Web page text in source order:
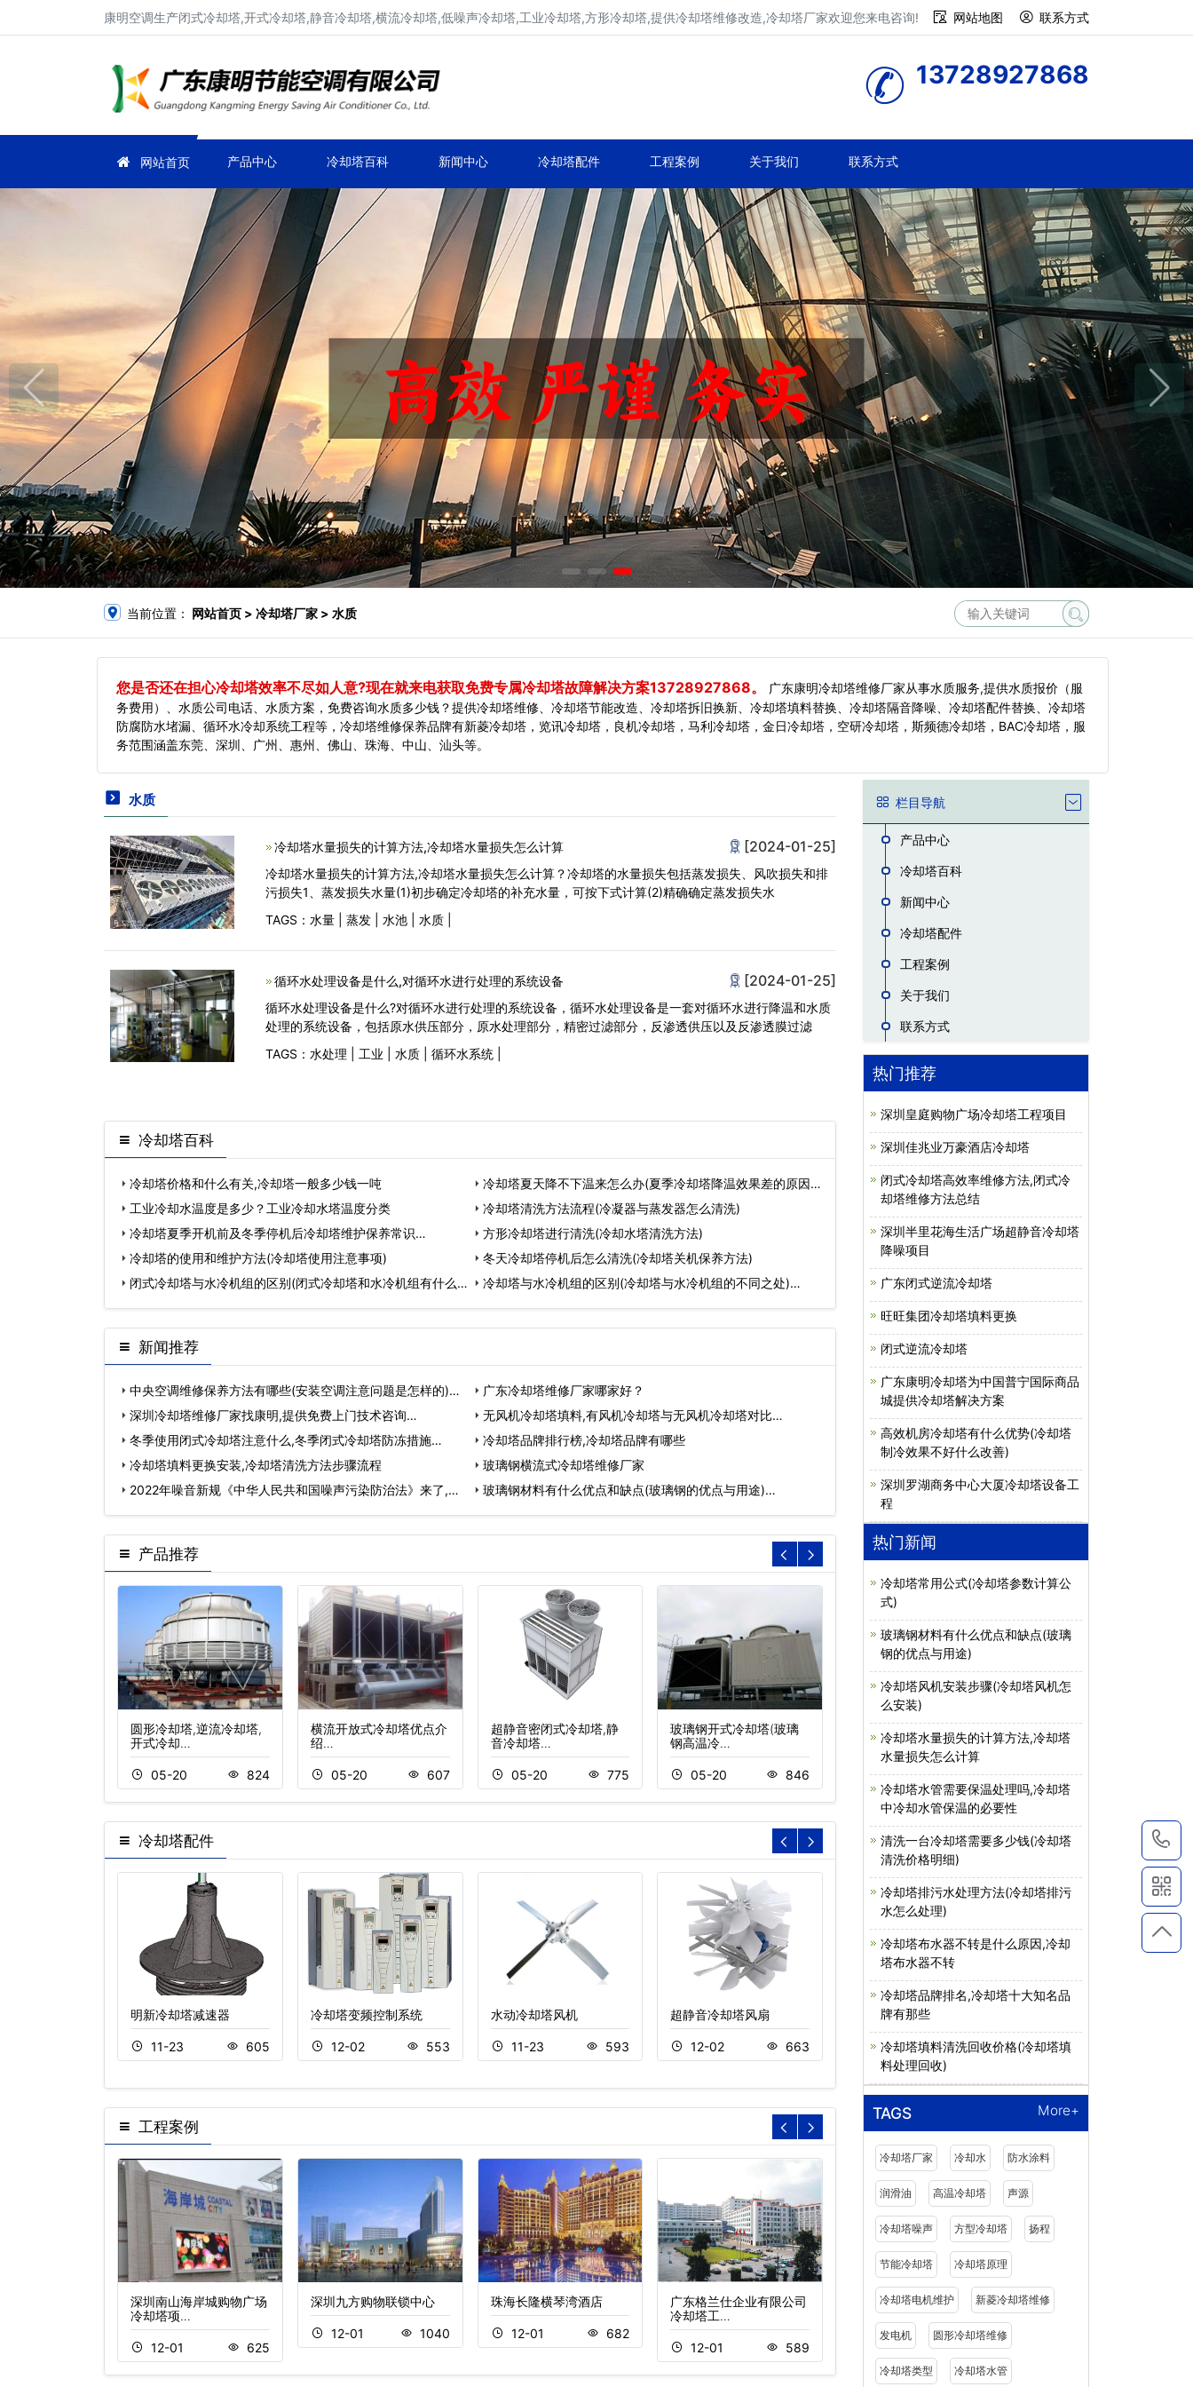
康明空调生产闭式冷却塔,开式冷却塔,静音冷却塔,横流冷却塔,低噪声冷却塔,工业冷却塔,方形冷却塔,提供冷却塔维修改造,冷却塔厂家欢迎您来电咨询! 网站地图 联系方式
13728927868
网站首页 产品中心 冷却塔百科 新闻中心 冷却塔配件 工程案例 关于我们 联系方式
当前位置： 网站首页 > 冷却塔厂家 > 水质
您是否还在担心冷却塔效率不尽如人意?现在就来电获取免费专属冷却塔故障解决方案13728927868。
广东康明冷却塔维修厂家从事水质服务,提供水质报价（服
务费用）、水质公司电话、水质方案，免费咨询水质多少钱？提供冷却塔维修、冷却塔节能改造、冷却塔拆旧换新、冷却塔填料替换、冷却塔隔音降噪、冷却塔配件替换、冷却塔
防腐防水堵漏、循环水冷却系统工程等，冷却塔维修保养品牌有新菱冷却塔，览讯冷却塔，良机冷却塔，马利冷却塔，金日冷却塔，空研冷却塔，斯频德冷却塔，BAC冷却塔，服
务范围涵盖东莞、深圳、广州、惠州、佛山、珠海、中山、汕头等。
水质
冷却塔水量损失的计算方法,冷却塔水量损失怎么计算 [2024-01-25]
冷却塔水量损失的计算方法,冷却塔水量损失怎么计算？冷却塔的水量损失包括蒸发损失、风吹损失和排
污损失1、蒸发损失水量(1)初步确定冷却塔的补充水量，可按下式计算(2)精确确定蒸发损失水
TAGS： 水量| 蒸发| 水池| 水质|
循环水处理设备是什么,对循环水进行处理的系统设备 [2024-01-25]
循环水处理设备是什么?对循环水进行处理的系统设备，循环水处理设备是一套对循环水进行降温和水质
处理的系统设备，包括原水供压部分，原水处理部分，精密过滤部分，反渗透供压以及反渗透膜过滤
TAGS： 水处理 工业 水质| 循环水系统|
冷却塔百科
冷却塔价格和什么有关,冷却塔一般多少钱一吨
冷却塔夏天降不下温来怎么办(夏季冷却塔降温效果差的原因)
…
工业冷却水温度是多少？工业冷却水塔温度分类
冷却塔清洗方法流程(冷凝器与蒸发器怎么清洗)
冷却塔夏季开机前及冬季停机后冷却塔维护保养常识…
方形冷却塔进行清洗(冷却水塔清洗方法)
冷却塔的使用和维护方法(冷却塔使用注意事项)
冬天冷却塔停机后怎么清洗(冷却塔关机保养方法)
闭式冷却塔与水冷机组的区别(闭式冷却塔和水冷机组有什么不
同)…
冷却塔与水冷机组的区别(冷却塔与水冷机组的不同之处)…
新闻推荐
中央空调维修保养方法有哪些(安装空调注意问题是怎样的)…
广东冷却塔维修厂家哪家好？
深圳冷却塔维修厂家找康明,提供免费上门技术咨询…
无风机冷却塔填料,有风机冷却塔与无风机冷却塔对比…
冬季使用闭式冷却塔注意什么,冬季闭式冷却塔防冻措施…
冷却塔品牌排行榜,冷却塔品牌有哪些
冷却塔填料更换安装,冷却塔清洗方法步骤流程
玻璃钢横流式冷却塔维修厂家
2022年噪音新规《中华人民共和国噪声污染防治法》来了,噪
声污染防治将…
玻璃钢材料有什么优点和缺点(玻璃钢的优点与用途)…
产品推荐
圆形冷却塔,逆流冷却塔,
开式冷却…
05-20 824
横流开放式冷却塔优点介
绍…
05-20 607
超静音密闭式冷却塔,静
音冷却塔…
05-20 775
玻璃钢开式冷却塔(玻璃
钢高温冷…
05-20 846
方形冷却塔,横流式冷却
塔厂家…
05-20 662
横流式方形冷却塔特点及
应用范围…
04-22
冷却塔配件
明新冷却塔减速器
11-23 605
冷却塔变频控制系统
12-02 553
水动冷却塔风机
11-23 593
超静音冷却塔风扇
12-02 663
冷却塔填料多久更换一次
比较好(…
05-12
12-02
工程案例
深圳南山海岸城购物广场
冷却塔项…
12-01 625
深圳九方购物联锁中心
12-01 1040
珠海长隆横琴湾酒店
12-01 682
广东格兰仕企业有限公司
冷却塔工…
12-01 589
深圳福田江苏大厦冷却塔
噪音治理…
12-01 562
深圳半里花海生活广场超
静音冷却…
栏目导航
产品中心
冷却塔百科
新闻中心
冷却塔配件
工程案例
关于我们
联系方式
热门推荐
深圳皇庭购物广场冷却塔工程项目
深圳佳兆业万豪酒店冷却塔
闭式冷却塔高效率维修方法,闭式冷
却塔维修方法总结
深圳半里花海生活广场超静音冷却塔
降噪项目
广东闭式逆流冷却塔
旺旺集团冷却塔填料更换
闭式逆流冷却塔
广东康明冷却塔为中国普宁国际商品
城提供冷却塔解决方案
高效机房冷却塔有什么优势(冷却塔
制冷效果不好什么改善)
深圳罗湖商务中心大厦冷却塔设备工
程
热门新闻
冷却塔常用公式(冷却塔参数计算公
式)
玻璃钢材料有什么优点和缺点(玻璃
钢的优点与用途)
冷却塔风机安装步骤(冷却塔风机怎
么安装)
冷却塔水量损失的计算方法,冷却塔
水量损失怎么计算
冷却塔水管需要保温处理吗,冷却塔
中冷却水管保温的必要性
清洗一台冷却塔需要多少钱(冷却塔
清洗价格明细)
冷却塔排污水处理方法(冷却塔排污
水怎么处理)
冷却塔布水器不转是什么原因,冷却
塔布水器不转
冷却塔品牌排名,冷却塔十大知名品
牌有那些
冷却塔填料清洗回收价格(冷却塔填
料处理回收)
TAGS More+
冷却塔厂家 冷却水 防水涂料
润滑油 高温冷却塔 声源
冷却塔噪声 方型冷却塔 扬程
节能冷却塔 冷却塔原理
冷却塔电机维护 新菱冷却塔维修
发电机 圆形冷却塔维修
冷却塔类型 冷却塔水管